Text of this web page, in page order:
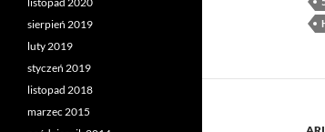
sierpień 2019
luty 2019
styczeń 2019
listopad 2018
marzec 2015